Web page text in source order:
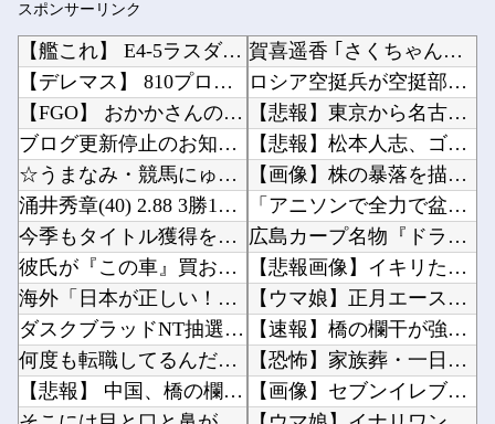
スポンサーリンク
【艦これ】 E4-5ラスダンなかなか手強いでちね
【デレマス】 810プロエアコン騒動【ぷちかれシリーズ】
【FGO】 おかかさんのジャージ式イラスト！！ 赤いジャージが似合ってます！
ブログ更新停止のお知らせ
☆うまなみ・競馬にゅーす速報 終了のお知らせ
涌井秀章(40) 2.88 3勝1敗 4QS K/BB10.00
今季もタイトル獲得を目指すFC町田ゼルビア黒田剛監督が抱負を語る
彼氏が『この車』買おうとして私とケンカになってるんだけどｗｗｗｗｗｗ
海外「日本が正しい！」優しい日本人に甘える外国人に海外が大騒ぎ
ダスクブラッドNT抽選発表きたああああああ
何度も転職してるんだけど、どこ行っても「生意気」と悪く言われる。正直わけわからなかったんだ...
【悲報】 中国、橋の欄干が強風一発で粉々に 鉄筋ゼロ 当局「接着剤でくっつけただけ」「正常...
賀喜遥香 ｢さくちゃんはちいかわ｣ 遠藤さくら ｢かっきーはハチワレ｣【乃木坂46】他
ロシア空挺兵が空挺部隊日を祝うため飛行機から飛び降りて死亡！他
【悲報】東京から名古屋に帰るワイ、高速道路のライブカメラを見て絶望する他
【悲報】松本人志、ゴム人間と入れ替わる他
【画像】株の暴落を描いた漫画、ガチで怖いwwwww他
「アニソンで全力で盆踊りして盛り上がる日本人たち。伝統もオタクもこの熱量、素晴らしい」→女...
広島カープ名物『ドラ1公言』←誰が候補？他
【悲報画像】イキリたい年頃の中学生さん、和彫を入れて人生終了へ←これw w w w w w...
【ウマ娘】正月エースが意外と強いのだ。他
【速報】橋の欄干が強風で倒壊、中に鉄筋がないことが発覚 中国当局「接着剤で固定したので問題...
【恐怖】家族葬・一日葬なら安いという風潮、完全に嘘だった・・・・他
【画像】セブンイレブンのバイト「AIにちいかわの画像を食わせてっと………できた！」他